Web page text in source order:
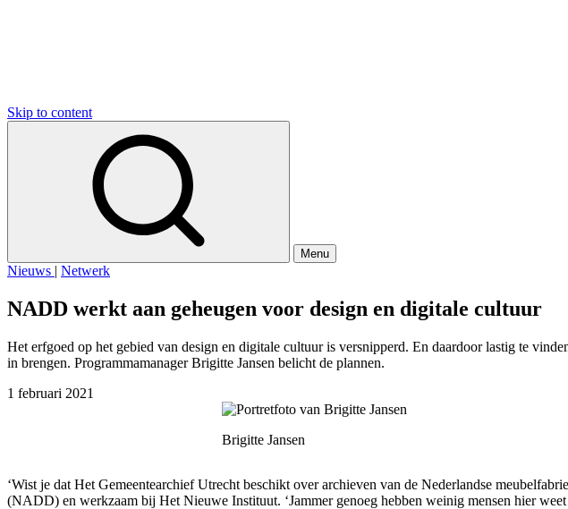
Skip to content
Menu
Nieuws | Netwerk
NADD werkt aan geheugen voor design en digitale cultuur
Het erfgoed op het gebied van design en digitale cultuur is versnipperd. En daardoor lastig te
in brengen. Programmamanager Brigitte Jansen belicht de plannen.
1 februari 2021
Brigitte Jansen
‘Wist je dat Het Gemeentearchief Utrecht beschikt over archieven van de Nederlandse
(NADD) en werkzaam bij Het Nieuwe Instituut. ‘Jammer genoeg hebben weinig mensen hier weet